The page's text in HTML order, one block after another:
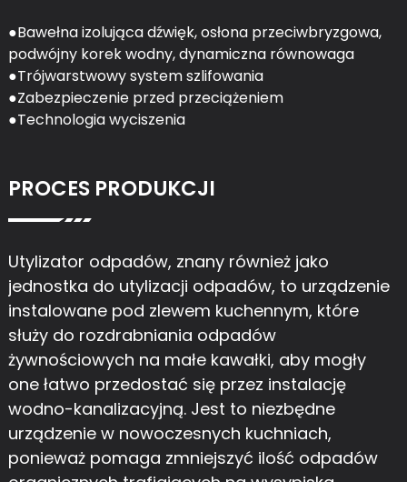
●Bawełna izolująca dźwięk, osłona przeciwbryzgowa,
podwójny korek wodny, dynamiczna równowaga
●Trójwarstwowy system szlifowania
●Zabezpieczenie przed przeciążeniem
●Technologia wyciszenia
PROCES PRODUKCJI
Utylizator odpadów, znany również jako
jednostka do utylizacji odpadów, to urządzenie
instalowane pod zlewem kuchennym, które
służy do rozdrabniania odpadów
żywnościowych na małe kawałki, aby mogły
one łatwo przedostać się przez instalację
wodno-kanalizacyjną. Jest to niezbędne
urządzenie w nowoczesnych kuchniach,
ponieważ pomaga zmniejszyć ilość odpadów